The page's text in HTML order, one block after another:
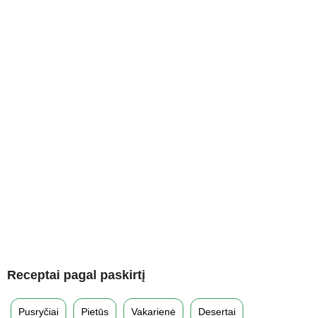
Receptai pagal paskirtį
Pusryčiai Pietūs Vakarienė Desertai